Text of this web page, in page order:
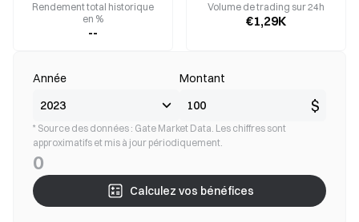
Rendement total historique
en %
--
Volume de trading sur 24h
€1,29K
Année Montant
$
* Source des données : Gate Market Data. Les chiffres sont
approximatifs et mis à jour périodiquement.
0
Calculez vos bénéfices